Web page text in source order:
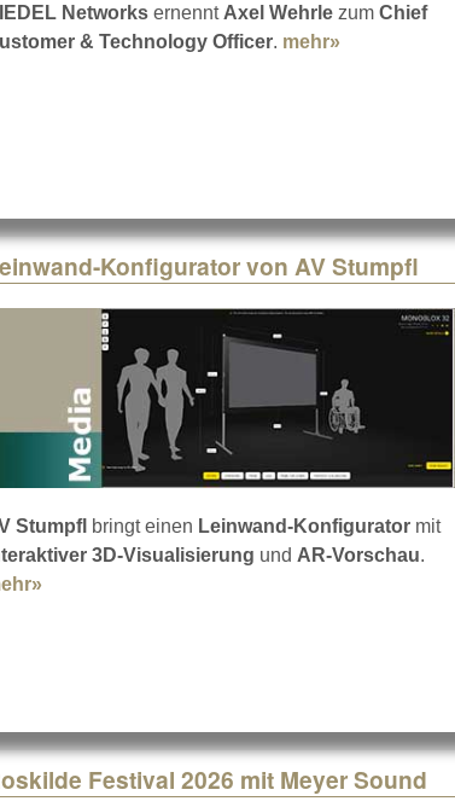
Networks ernennt Axel Wehrle zum Chief
& Technology Officer. mehr» about Axel
Konfigurator von AV Stumpfl
Stumpfl bringt einen Leinwand-Konfigurator mit
3D-Visualisierung und AR-Vorschau.
Festival 2026 mit Meyer Sound